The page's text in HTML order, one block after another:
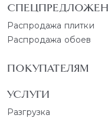
Распродажа плитки
Распродажа обоев
ПОКУПАТЕЛЯМ
УСЛУГИ
Разгрузка